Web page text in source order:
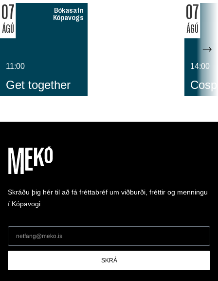
07
ÁGÚ
Bókasafn
Kópavogs
11:00
Get together
07
ÁGÚ
14:00
Skráðu þig hér til að fá fréttabréf um viðburði, fréttir og menningu
í Kópavogi.
SKRÁ